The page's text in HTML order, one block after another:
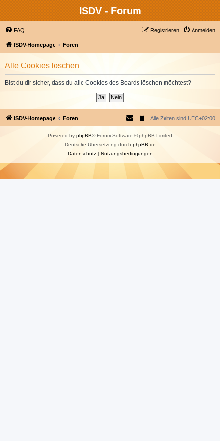
ISDV - Forum
FAQ Anmelden
Registrieren
ISDV-Homepage Foren
Alle Cookies löschen
Bist du dir sicher, dass du alle Cookies des Boards löschen möchtest?
ISDV-Homepage Foren Alle Zeiten sind UTC+02:00
Powered by phpBB® Forum Software © phpBB Limited
Deutsche Übersetzung durch phpBB.de
Datenschutz| Nutzungsbedingungen